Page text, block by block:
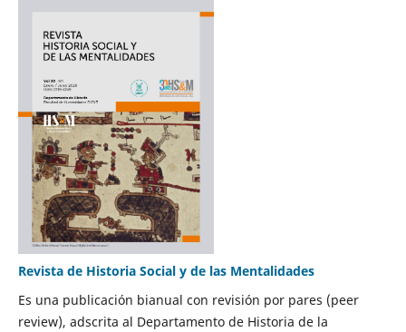
Revista de Historia Social y de las Mentalidades
Es una publicación bianual con revisión por pares (peer
review), adscrita al Departamento de Historia de la